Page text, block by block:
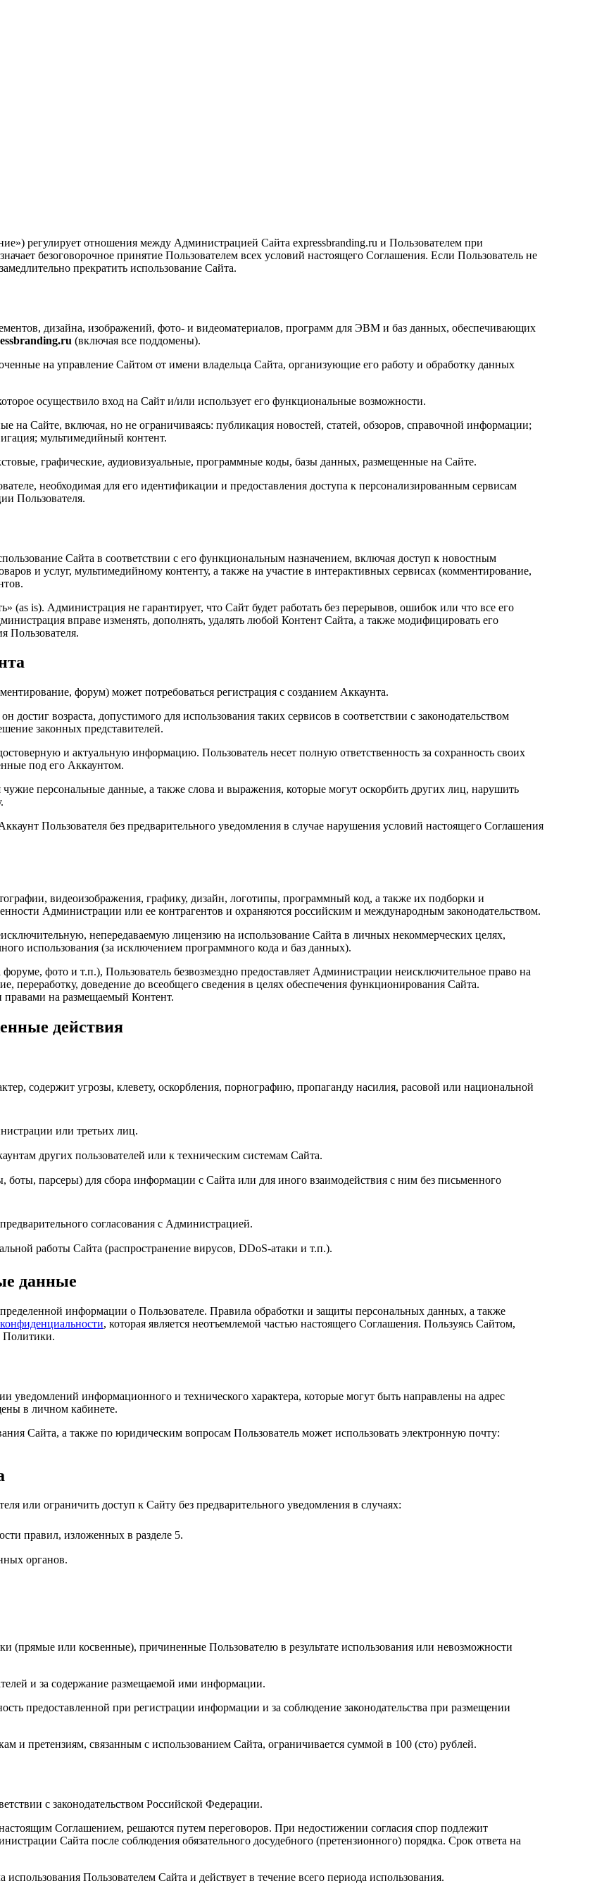
регулирует отношения между Администрацией Сайта expressbranding.ru и Пользователем при
безоговорочное принятие Пользователем всех условий настоящего Соглашения. Если Пользователь не
прекратить использование Сайта.
дизайна, изображений, фото- и видеоматериалов, программ для ЭВМ и баз данных, обеспечивающих
(включая все поддомены).
на управление Сайтом от имени владельца Сайта, организующие его работу и обработку данных
осуществило вход на Сайт и/или использует его функциональные возможности.
на Сайте, включая, но не ограничиваясь: публикация новостей, статей, обзоров, справочной информации;
мультимедийный контент.
графические, аудиовизуальные, программные коды, базы данных, размещенные на Сайте.
необходимая для его идентификации и предоставления доступа к персонализированным сервисам
Пользователя.
Сайта в соответствии с его функциональным назначением, включая доступ к новостным
и услуг, мультимедийному контенту, а также на участие в интерактивных сервисах (комментирование,
(as is). Администрация не гарантирует, что Сайт будет работать без перерывов, ошибок или что все его
вправе изменять, дополнять, удалять любой Контент Сайта, а также модифицировать его
Пользователя.
форум) может потребоваться регистрация с созданием Аккаунта.
достиг возраста, допустимого для использования таких сервисов в соответствии с законодательством
законных представителей.
и актуальную информацию. Пользователь несет полную ответственность за сохранность своих
под его Аккаунтом.
чужие персональные данные, а также слова и выражения, которые могут оскорбить других лиц, нарушить
Пользователя без предварительного уведомления в случае нарушения условий настоящего Соглашения
видеоизображения, графику, дизайн, логотипы, программный код, а также их подборки и
Администрации или ее контрагентов и охраняются российским и международным законодательством.
непередаваемую лицензию на использование Сайта в личных некоммерческих целях,
использования (за исключением программного кода и баз данных).
фото и т.п.), Пользователь безвозмездно предоставляет Администрации неисключительное право на
переработку, доведение до всеобщего сведения в целях обеспечения функционирования Сайта.
правами на размещаемый Контент.
действия
содержит угрозы, клевету, оскорбления, порнографию, пропаганду насилия, расовой или национальной
или третьих лиц.
других пользователей или к техническим системам Сайта.
парсеры) для сбора информации с Сайта или для иного взаимодействия с ним без письменного
согласования с Администрацией.
работы Сайта (распространение вирусов, DDoS-атаки и т.п.).
данные
информации о Пользователе. Правила обработки и защиты персональных данных, а также
, которая является неотъемлемой частью настоящего Соглашения. Пользуясь Сайтом,
Политики.
уведомлений информационного и технического характера, которые могут быть направлены на адрес
в личном кабинете.
Сайта, а также по юридическим вопросам Пользователь может использовать электронную почту:
или ограничить доступ к Сайту без предварительного уведомления в случаях:
правил, изложенных в разделе 5.
органов.
(прямые или косвенные), причиненные Пользователю в результате использования или невозможности
и за содержание размещаемой ими информации.
предоставленной при регистрации информации и за соблюдение законодательства при размещении
и претензиям, связанным с использованием Сайта, ограничивается суммой в 100 (сто) рублей.
с законодательством Российской Федерации.
Соглашением, решаются путем переговоров. При недостижении согласия спор подлежит
Сайта после соблюдения обязательного досудебного (претензионного) порядка. Срок ответа на
Пользователем Сайта и действует в течение всего периода использования.